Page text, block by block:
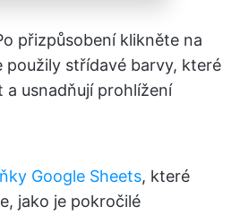
přizpůsobení klikněte na
použily střídavé barvy, které
a usnadňují prohlížení
Google Sheets, které
jako je pokročilé